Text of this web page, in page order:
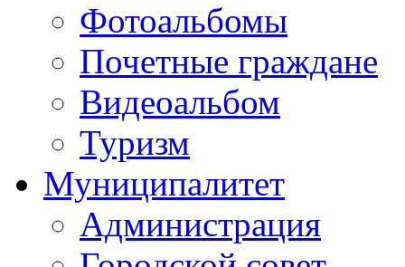
Фотоальбомы
Почетные граждане
Видеоальбом
Туризм
Муниципалитет
Администрация